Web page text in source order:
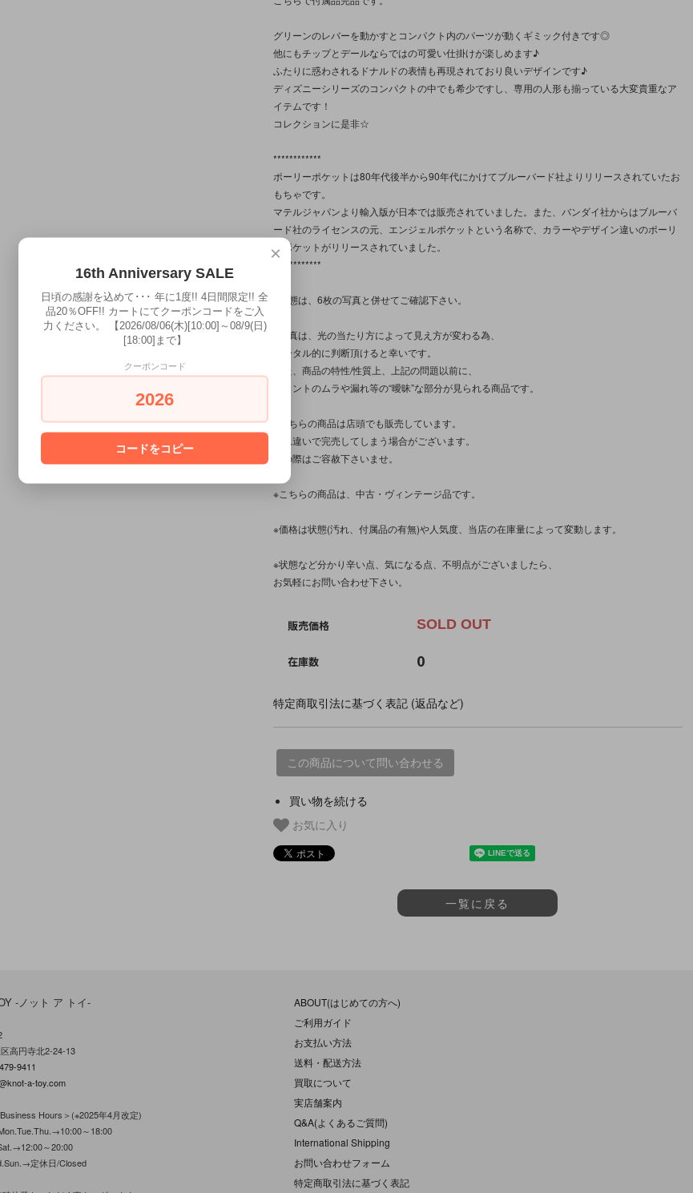
グリーンのレバーを動かすとコンパクト内のパーツが動くギミック付きです◎
他にもチップとデールならではの可愛い仕掛けが楽しめます♪
ふたりに惑わされるドナルドの表情も再現されており良いデザインです♪
ディズニーシリーズのコンパクトの中でも希少ですし、専用の人形も揃っている大変貴重なア
イテムです！
コレクションに是非☆
************
ポーリーポケットは80年代後半から90年代にかけてブルーバード社よりリリースされていたお
もちゃです。
マテルジャパンより輸入版が日本では販売されていました。また、バンダイ社からはブルーバ
ード社のライセンスの元、エンジェルポケットという名称で、カラーやデザイン違いのポーリ
ーポケットがリリースされていました。
************
※状態は、6枚の写真と併せてご確認下さい。
※写真は、光の当たり方によって見え方が変わる為、
トータル的に判断頂けると幸いです。
また、商品の特性/性質上、上記の問題以前に、
ペイントのムラや漏れ等の“曖昧”な部分が見られる商品です。
※こちらの商品は店頭でも販売しています。
入れ違いで完売してしまう場合がございます。
その際はご容赦下さいませ。
※こちらの商品は、中古・ヴィンテージ品です。
※価格は状態(汚れ、付属品の有無)や人気度、当店の在庫量によって変動します。
※状態など分かり辛い点、気になる点、不明点がございましたら、
お気軽にお問い合わせ下さい。
販売価格 SOLD OUT
在庫数 0
特定商取引法に基づく表記 (返品など)
この商品について問い合わせる
買い物を続ける
お気に入り
一覧に戻る
-ノット ア トイ-
高円寺北2-24-13
9411
a-toy.com
Hours＞(※2025年4月改定)
～18:00
～20:00
定休日/Closed
ABOUT(はじめての方へ)
ご利用ガイド
お支払い方法
送料・配送方法
買取について
実店舗案内
Q&A(よくあるご質問)
International Shipping
お問い合わせフォーム
特定商取引法に基づく表記
×
16th Anniversary SALE
日頃の感謝を込めて･･･ 年に1度!! 4日間限定!! 全
品20％OFF!! カートにてクーポンコードをご入
力ください。 【2026/08/06(木)[10:00]～08/9(日)
[18:00]まで】
クーポンコード
2026
コードをコピー